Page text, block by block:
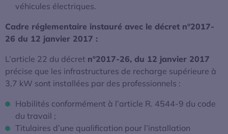
véhicules électriques.
Cadre réglementaire instauré avec le décret n°2017-
26 du 12 janvier 2017 :
L’article 22 du décret n°2017-26, du 12 janvier 2017
précise que les infrastructures de recharge supérieure à
3,7 kW sont installées par des professionnels :
Habilités conformément à l’article R. 4544-9 du code
du travail ;
Titulaires d’une qualification pour l’installation